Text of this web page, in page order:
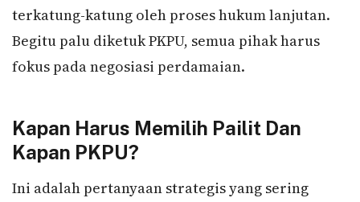
terkatung-katung oleh proses hukum lanjutan.
Begitu palu diketuk PKPU, semua pihak harus
fokus pada negosiasi perdamaian.
Kapan Harus Memilih Pailit Dan
Kapan PKPU?
Ini adalah pertanyaan strategis yang sering